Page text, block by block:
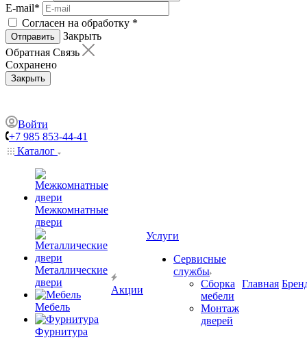
E-mail*
Согласен на обработку *
Отправить
Закрыть
Обратная Связь
Сохранено
Закрыть
Войти
+7 985 853-44-41
Каталог
Межкомнатные
двери
Металлические
двери
Мебель
Фурнитура
Акции
Услуги
Сервисные
службы
Сборка
мебели
Монтаж
дверей
Главная